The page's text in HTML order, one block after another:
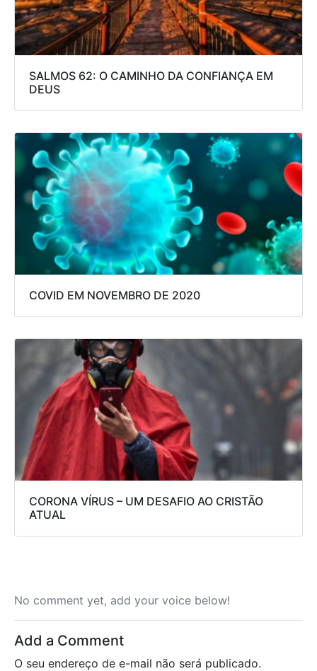
SALMOS 62: O CAMINHO DA CONFIANÇA EM
DEUS
COVID EM NOVEMBRO DE 2020
CORONA VÍRUS – UM DESAFIO AO CRISTÃO
ATUAL
No comment yet, add your voice below!
Add a Comment
O seu endereço de e-mail não será publicado.